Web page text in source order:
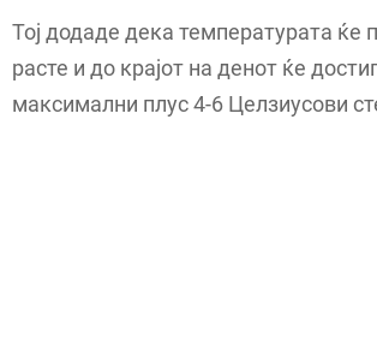
Тој додаде дека температурата ќе
расте и до крајот на денот ќе
максимални плус 4-6 Целзиусови